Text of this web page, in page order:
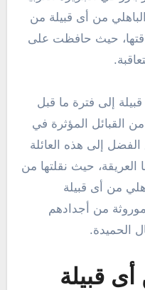
من أى قبيلة من
حيث حافظت على
إلى فترة ما قبل
القبائل المؤثرة في
إلى هذه العائلة
العريقة، حيث نقلتها من
من أى قبيلة
من أجدادهم
الحميدة.
أى قبيلة